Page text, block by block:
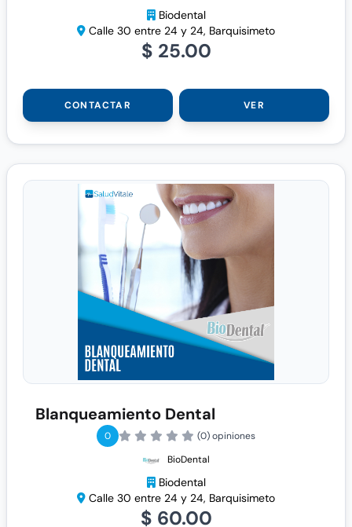
Biodental
Calle 30 entre 24 y 24, Barquisimeto
$ 25.00
CONTACTAR VER
Blanqueamiento Dental
0
(0) opiniones
BioDental
Biodental
Calle 30 entre 24 y 24, Barquisimeto
$ 60.00